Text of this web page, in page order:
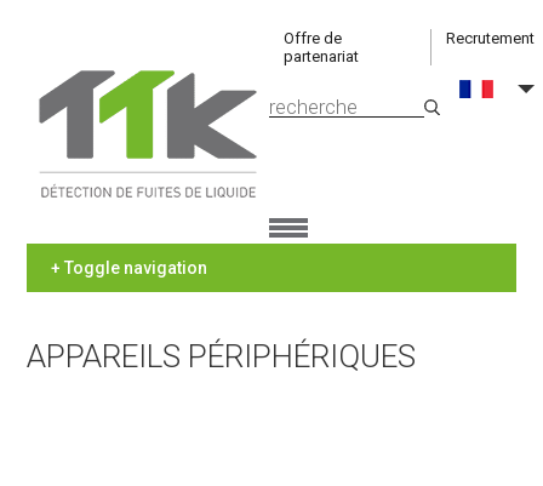
Offre de
partenariat
Recrutement
+ Toggle navigation
APPAREILS PÉRIPHÉRIQUES